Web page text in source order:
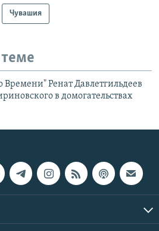
Чувашия
Ренат Давлетгильдеев
в домогательствах